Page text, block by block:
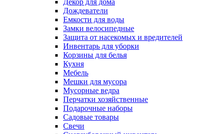
Дождеватели
Емкости для воды
Замки велосипедные
Защита от насекомых и вредителей
Инвентарь для уборки
Корзины для белья
Кухня
Мебель
Мешки для мусора
Мусорные ведра
Перчатки хозяйственные
Подарочные наборы
Садовые товары
Свечи